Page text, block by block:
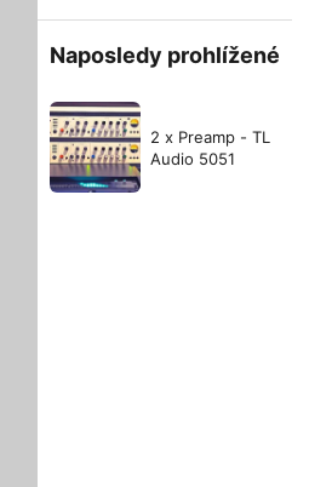
Naposledy prohlížené
2 x Preamp - TL
Audio 5051